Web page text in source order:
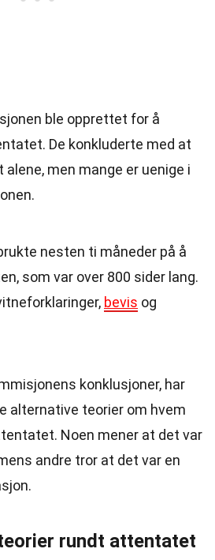
ble opprettet for å
De konkluderte med at
alene, men mange er uenige i
nesten ti måneder på å
som var over 800 sider lang.
bevis og
konklusjoner, har
alternative teorier om hvem
Noen mener at det var
andre tror at det var en
rundt attentatet